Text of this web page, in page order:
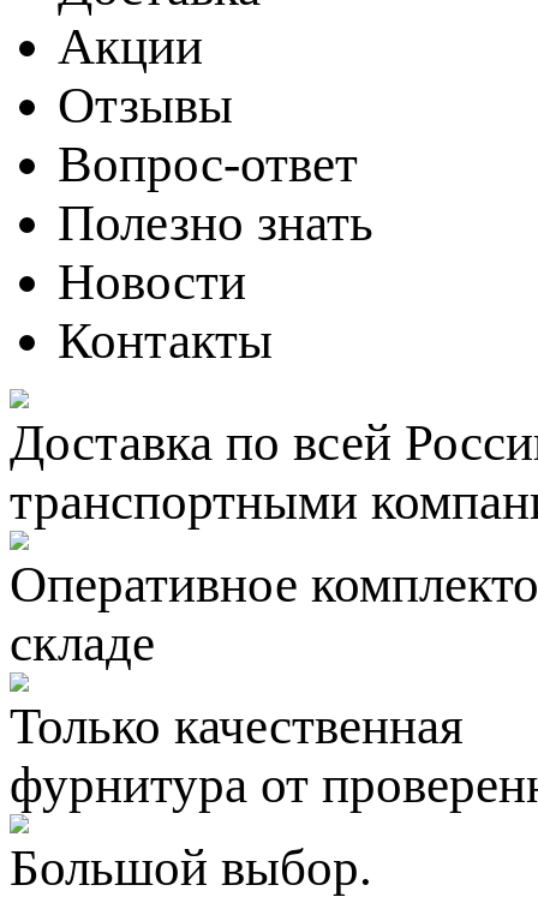
Акции
Отзывы
Вопрос-ответ
Полезно знать
Новости
Контакты
Доставка по всей
транспортными
Оперативное
складе
Только качественная
фурнитура от
Большой выбор.